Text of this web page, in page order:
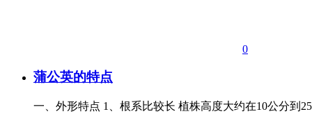
0
蒲公英的特点
一、外形特点 1、根系比较长 植株高度大约在10公分到